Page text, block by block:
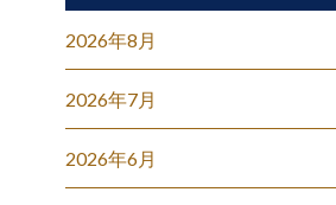
2026年8月
2026年7月
2026年6月